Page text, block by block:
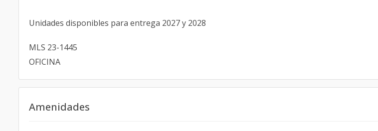
Unidades disponibles para entrega 2027 y 2028
MLS 23-1445
OFICINA
Amenidades